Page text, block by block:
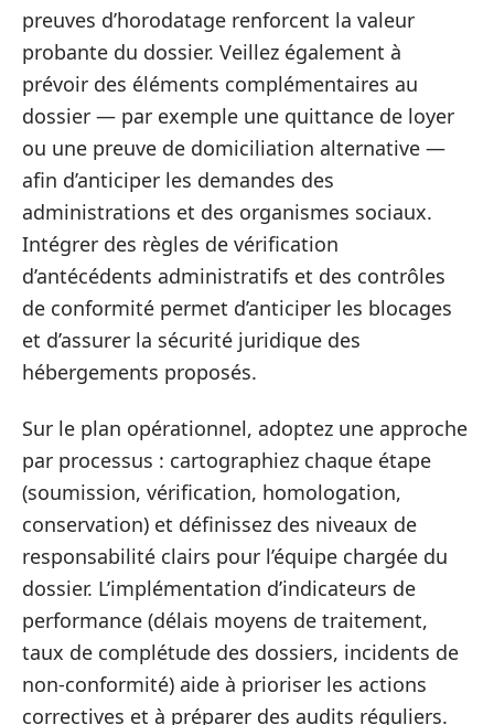
preuves d’horodatage renforcent la valeur
probante du dossier. Veillez également à
prévoir des éléments complémentaires au
dossier — par exemple une quittance de loyer
ou une preuve de domiciliation alternative —
afin d’anticiper les demandes des
administrations et des organismes sociaux.
Intégrer des règles de vérification
d’antécédents administratifs et des contrôles
de conformité permet d’anticiper les blocages
et d’assurer la sécurité juridique des
hébergements proposés.
Sur le plan opérationnel, adoptez une approche
par processus : cartographiez chaque étape
(soumission, vérification, homologation,
conservation) et définissez des niveaux de
responsabilité clairs pour l’équipe chargée du
dossier. L’implémentation d’indicateurs de
performance (délais moyens de traitement,
taux de complétude des dossiers, incidents de
non-conformité) aide à prioriser les actions
correctives et à préparer des audits réguliers.